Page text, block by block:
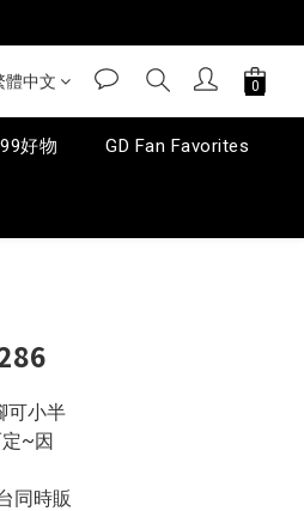
體中文
好物 GD Fan Favorites
可小半
~因
同時販